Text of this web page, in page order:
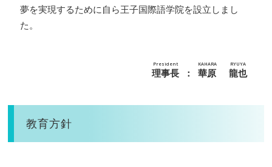
夢を実現するために自ら王子国際語学院を設立しまし
た。
理事長
President
： 華原
KAHARA
龍也
RYUYA
教育方針